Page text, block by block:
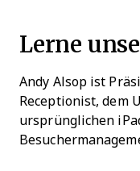
Lerne
Andy Alsop ist
Receptionist, dem
ursprünglichen